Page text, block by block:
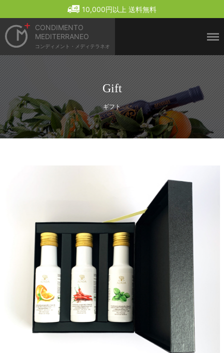
10,000円以上 送料無料
CONDIMENTO
MEDITERRANEO
コンディメント・メディテラネオ
Gift
ギフト